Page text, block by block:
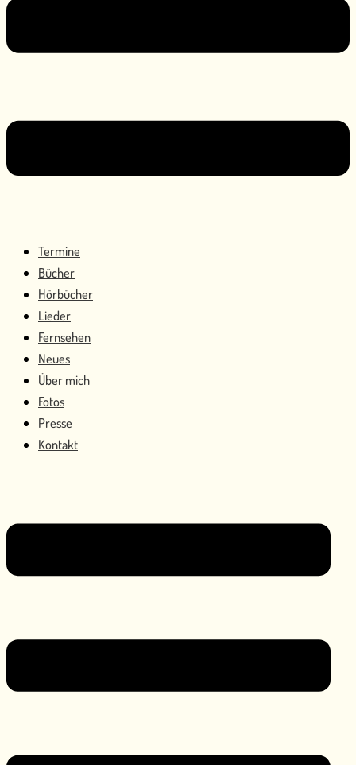
Termine
Bücher
Hörbücher
Lieder
Fernsehen
Neues
Über mich
Fotos
Presse
Kontakt